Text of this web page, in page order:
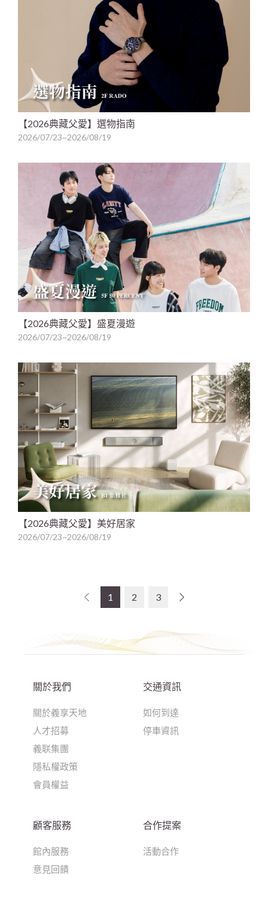
【2026典藏父愛】選物指南
2026/07/23~2026/08/19
【2026典藏父愛】盛夏漫遊
2026/07/23~2026/08/19
【2026典藏父愛】美好居家
2026/07/23~2026/08/19
1 2 3
關於我們
關於義享天地
人才招募
義联集團
隱私權政策
會員權益
交通資訊
如何到達
停車資訊
顧客服務
館內服務
意見回饋
合作提案
活動合作